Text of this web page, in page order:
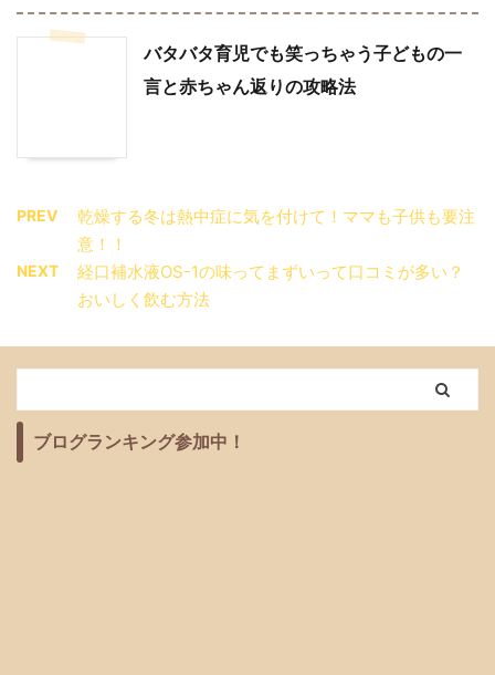
バタバタ育児でも笑っちゃう子どもの一
言と赤ちゃん返りの攻略法
PREV
乾燥する冬は熱中症に気を付けて！ママも子供も要注
意！！
NEXT
経口補水液OS-1の味ってまずいって口コミが多い？
おいしく飲む方法
ブログランキング参加中！